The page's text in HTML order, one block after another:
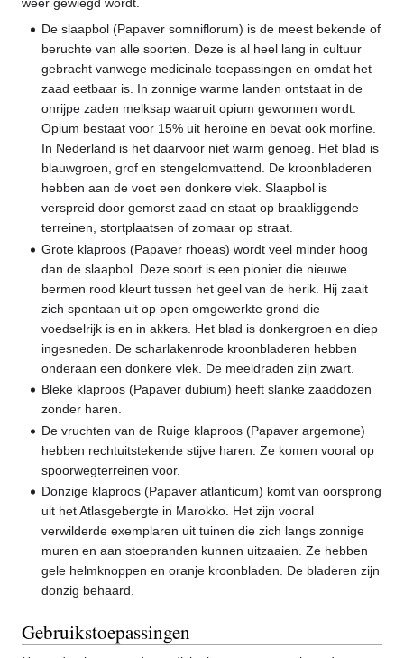
weer gewiegd wordt.
De slaapbol (Papaver somniflorum) is de meest bekende of
beruchte van alle soorten. Deze is al heel lang in cultuur
gebracht vanwege medicinale toepassingen en omdat het
zaad eetbaar is. In zonnige warme landen ontstaat in de
onrijpe zaden melksap waaruit opium gewonnen wordt.
Opium bestaat voor 15% uit heroïne en bevat ook morfine.
In Nederland is het daarvoor niet warm genoeg. Het blad is
blauwgroen, grof en stengelomvattend. De kroonbladeren
hebben aan de voet een donkere vlek. Slaapbol is
verspreid door gemorst zaad en staat op braakliggende
terreinen, stortplaatsen of zomaar op straat.
Grote klaproos (Papaver rhoeas) wordt veel minder hoog
dan de slaapbol. Deze soort is een pionier die nieuwe
bermen rood kleurt tussen het geel van de herik. Hij zaait
zich spontaan uit op open omgewerkte grond die
voedselrijk is en in akkers. Het blad is donkergroen en diep
ingesneden. De scharlakenrode kroonbladeren hebben
onderaan een donkere vlek. De meeldraden zijn zwart.
Bleke klaproos (Papaver dubium) heeft slanke zaaddozen
zonder haren.
De vruchten van de Ruige klaproos (Papaver argemone)
hebben rechtuitstekende stijve haren. Ze komen vooral op
spoorwegterreinen voor.
Donzige klaproos (Papaver atlanticum) komt van oorsprong
uit het Atlasgebergte in Marokko. Het zijn vooral
verwilderde exemplaren uit tuinen die zich langs zonnige
muren en aan stoepranden kunnen uitzaaien. Ze hebben
gele helmknoppen en oranje kroonbladen. De bladeren zijn
donzig behaard.
Gebruikstoepassingen